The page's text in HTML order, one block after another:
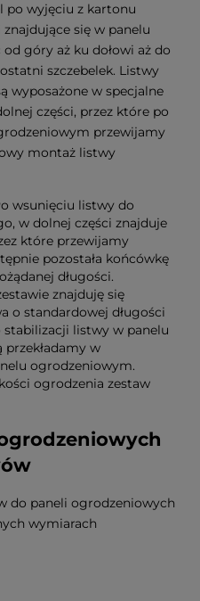
po wyjęciu z kartonu
się w panelu
góry aż ku dołowi aż do
szczebelek. Listwy
wyposażone w specjalne
części, przez które po
przewijamy
montaż listwy
wsunięciu listwy do
w dolnej części znajduje
które przewijamy
pozostała końcówkę
długości.
znajduję się
o standardowej długości
stabilizacji listwy w panelu
w
ogrodzeniowym.
ogrodzenia zestaw
do paneli ogrodzeniowych
wymiarach